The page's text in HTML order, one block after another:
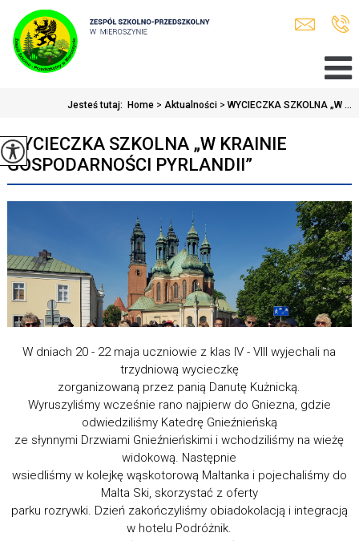
Jesteś tutaj: Home > Aktualności > WYCIECZKA SZKOLNA „W ...
WYCIECZKA SZKOLNA „W KRAINIE
GOSPODARNOŚCI PYRLANDII”
W dniach 20 - 22 maja uczniowie z klas IV - VIII wyjechali na
trzydniową wycieczkę
zorganizowaną przez panią Danutę Kużnicką.
Wyruszyliśmy wcześnie rano najpierw do Gniezna, gdzie
odwiedziliśmy Katedrę Gnieźnieńską
ze słynnymi Drzwiami Gnieźnieńskimi i wchodziliśmy na wieżę
widokową. Następnie
wsiedliśmy w kolejkę wąskotorową Maltanka i pojechaliśmy do
Malta Ski, skorzystać z oferty
parku rozrywki. Dzień zakończyliśmy obiadokolacją i integracją
w hotelu Podróżnik.